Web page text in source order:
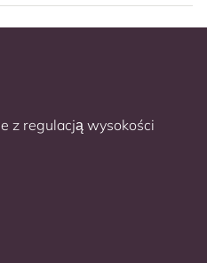
z regulacją wysokości